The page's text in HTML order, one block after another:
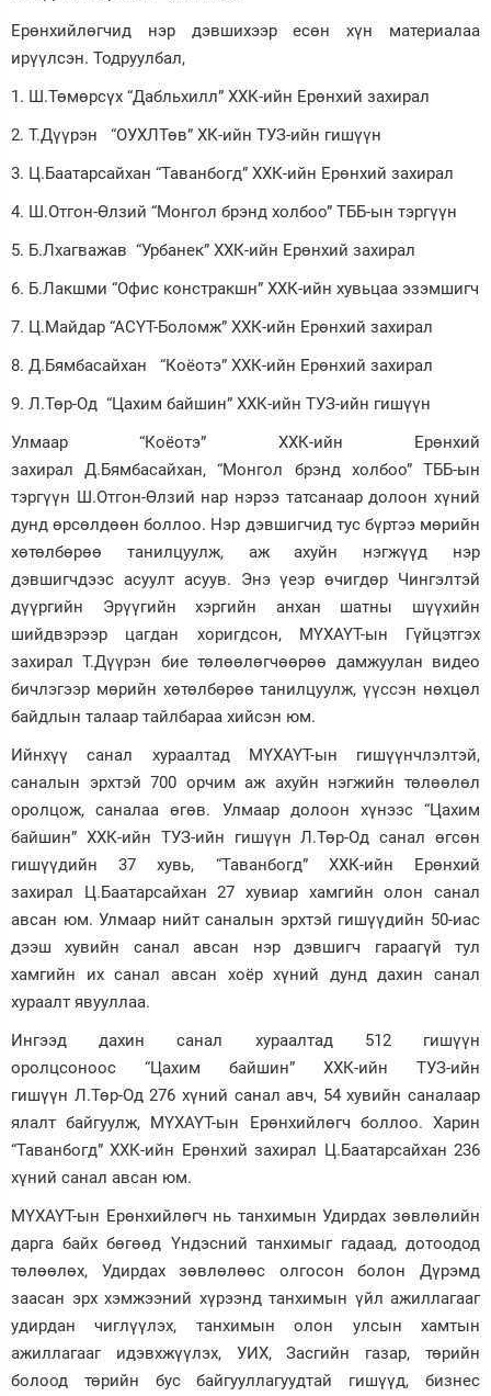
Ерөнхийлөгчид нэр дэвшихээр есөн хүн материалаа
ирүүлсэн. Тодруулбал,
1. Ш.Төмөрсүх “Дабльхилл” ХХК-ийн Ерөнхий захирал
2. Т.Дүүрэн “ОУХЛТөв” ХК-ийн ТУЗ-ийн гишүүн
3. Ц.Баатарсайхан “Таванбогд” ХХК-ийн Ерөнхий захирал
4. Ш.Отгон-Өлзий “Монгол брэнд холбоо” ТББ-ын тэргүүн
5. Б.Лхагважав “Урбанек” ХХК-ийн Ерөнхий захирал
6. Б.Лакшми “Офис констракшн” ХХК-ийн хувьцаа эзэмшигч
7. Ц.Майдар “АСҮТ-Боломж” ХХК-ийн Ерөнхий захирал
8. Д.Бямбасайхан “Коёотэ” ХХК-ийн Ерөнхий захирал
9. Л.Төр-Од “Цахим байшин” ХХК-ийн ТУЗ-ийн гишүүн
Улмаар “Коёотэ” ХХК-ийн Ерөнхий
захирал Д.Бямбасайхан, “Монгол брэнд холбоо” ТББ-ын
тэргүүн Ш.Отгон-Өлзий нар нэрээ татсанаар долоон хүний
дунд өрсөлдөөн боллоо. Нэр дэвшигчид тус бүртээ мөрийн
хөтөлбөрөө танилцуулж, аж ахуйн нэгжүүд нэр
дэвшигчдээс асуулт асуув. Энэ үеэр өчигдөр Чингэлтэй
дүүргийн Эрүүгийн хэргийн анхан шатны шүүхийн
шийдвэрээр цагдан хоригдсон, МҮХАҮТ-ын Гүйцэтгэх
захирал Т.Дүүрэн бие төлөөлөгчөөрөө дамжуулан видео
бичлэгээр мөрийн хөтөлбөрөө танилцуулж, үүссэн нөхцөл
байдлын талаар тайлбараа хийсэн юм.
Ийнхүү санал хураалтад МҮХАҮТ-ын гишүүнчлэлтэй,
саналын эрхтэй 700 орчим аж ахуйн нэгжийн төлөөлөл
оролцож, саналаа өгөв. Улмаар долоон хүнээс “Цахим
байшин” ХХК-ийн ТУЗ-ийн гишүүн Л.Төр-Од санал өгсөн
гишүүдийн 37 хувь, “Таванбогд” ХХК-ийн Ерөнхий
захирал Ц.Баатарсайхан 27 хувиар хамгийн олон санал
авсан юм. Улмаар нийт саналын эрхтэй гишүүдийн 50-иас
дээш хувийн санал авсан нэр дэвшигч гараагүй тул
хамгийн их санал авсан хоёр хүний дунд дахин санал
хураалт явууллаа.
Ингээд дахин санал хураалтад 512 гишүүн
оролцсоноос “Цахим байшин” ХХК-ийн ТУЗ-ийн
гишүүн Л.Төр-Од 276 хүний санал авч, 54 хувийн саналаар
ялалт байгуулж, МҮХАҮТ-ын Ерөнхийлөгч боллоо. Харин
“Таванбогд” ХХК-ийн Ерөнхий захирал Ц.Баатарсайхан 236
хүний санал авсан юм.
МҮХАҮТ-ын Ерөнхийлөгч нь танхимын Удирдах зөвлөлийн
дарга байх бөгөөд Үндэсний танхимыг гадаад, дотоодод
төлөөлөх, Удирдах зөвлөлөөс олгосон болон Дүрэмд
заасан эрх хэмжээний хүрээнд танхимын үйл ажиллагааг
удирдан чиглүүлэх, танхимын олон улсын хамтын
ажиллагааг идэвхжүүлэх, УИХ, Засгийн газар, төрийн
болоод төрийн бус байгууллагуудтай гишүүд, бизнес